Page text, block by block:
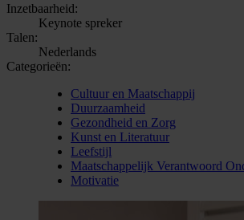
Inzetbaarheid:
Keynote spreker
Talen:
Nederlands
Categorieën:
Cultuur en Maatschappij
Duurzaamheid
Gezondheid en Zorg
Kunst en Literatuur
Leefstijl
Maatschappelijk Verantwoord
Motivatie